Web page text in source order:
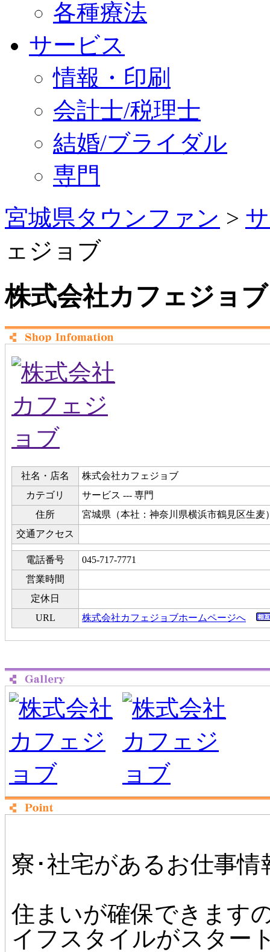
各種療法
サービス
情報・印刷
会計士/税理士
結婚/ブライダル
専門
宮城県タウンファン >
ェジョブ
株式会社カフェジョブ
社名・店名
株式会社カフェジョブ
カテゴリ
サービス --- 専門
住所
宮城県（本社：神奈川県横浜市鶴見区生麦
交通アクセス
電話番号
045-717-7771
営業時間
定休日
URL
株式会社カフェジョブホームページへ
寮･社宅があるお仕事
住まいが確保できます
イフスタイルがスター